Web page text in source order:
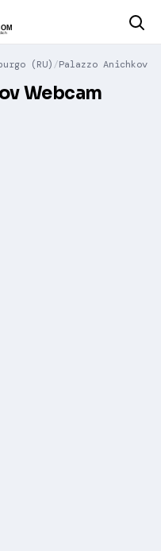
(RU) Palazzo Anichkov
Webcam